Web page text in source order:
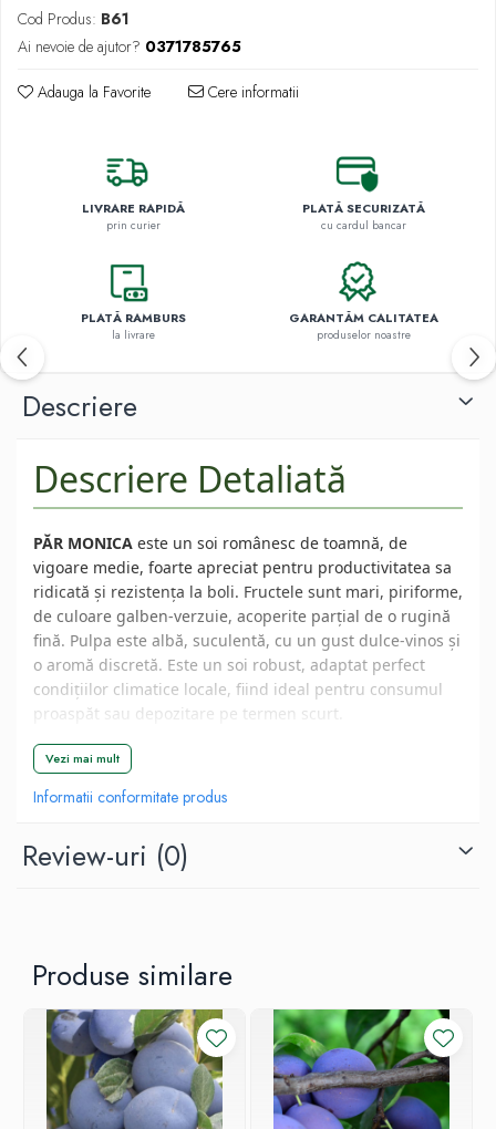
Cod Produs: B61
Ai nevoie de ajutor? 0371785765
Adauga la Favorite Cere informatii
LIVRARE RAPIDĂ
prin curier
PLATĂ SECURIZATĂ
cu cardul bancar
PLATĂ RAMBURS
la livrare
GARANTĂM CALITATEA
produselor noastre
Descriere
Descriere Detaliată
PĂR MONICA este un soi românesc de toamnă, de
vigoare medie, foarte apreciat pentru productivitatea sa
ridicată și rezistența la boli. Fructele sunt mari, piriforme,
de culoare galben-verzuie, acoperite parțial de o rugină
fină. Pulpa este albă, suculentă, cu un gust dulce-vinos și
o aromă discretă. Este un soi robust, adaptat perfect
condițiilor climatice locale, fiind ideal pentru consumul
proaspăt sau depozitare pe termen scurt.
📦 Specificații Tehnice
🧬 Tip:Soi de Toamnă (Autohton).
📏 Mod de livrare:
Ghid de Plantare și
Îngrijire
1. Pregătire:Udați bine balotul de pământ înainte de
plantare.
2. Groapa:Realizați o groapă de 50x50x50 cm.
Vezi mai mult
Informatii conformitate produs
Review-uri (0)
Produse similare